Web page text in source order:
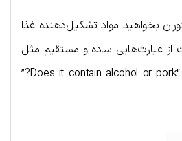
بخواهید مواد تشکیل‌دهنده غذا
از عبارت‌هایی ساده و مستقیم مثل
“Is the meat halal?” یا “Does it contain alcohol or pork?”